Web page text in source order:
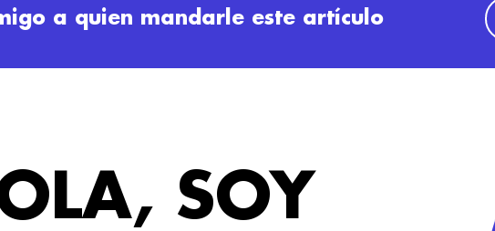
a quien mandarle este artículo
SOY